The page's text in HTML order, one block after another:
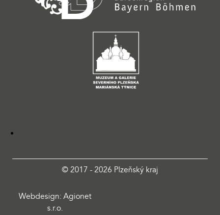
© 2017 - 2026 Plzeňský kraj
Webdesign: Agionet
s.r.o.